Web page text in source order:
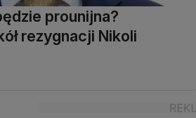
prounijna?
rezygnacji Nikoli